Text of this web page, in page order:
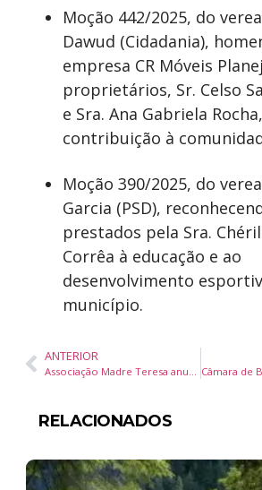
Moção 442/2025, do
Dawud (Cidadania),
empresa CR Móveis
proprietários, Sr. Celso
e Sra. Ana Gabriela
contribuição à
Moção 390/2025, do
Garcia (PSD),
prestados pela Sra.
Corrêa à educação e ao
desenvolvimento
município.
ANTERIOR
Associação Madre Teresa anuncia novo presidente e projeta expansão das ações sociais para 2026/2027
RELACIONADOS